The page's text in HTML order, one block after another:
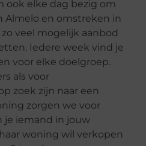
ook elke dag bezig om
Almelo en omstreken in
veel mogelijk aanbod
Iedere week vind je
voor elke doelgroep.
als voor
zoek zijn naar een
zorgen we voor
je iemand in jouw
woning wil verkopen